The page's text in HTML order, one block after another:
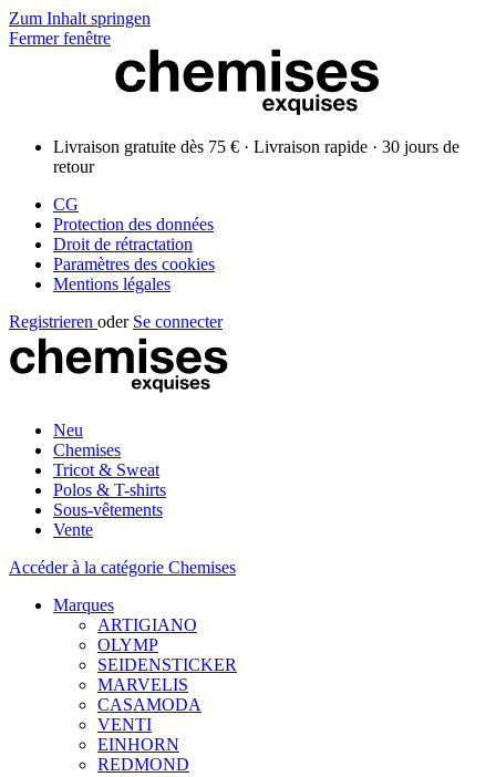
Zum Inhalt springen
Fermer fenêtre
Livraison gratuite dès 75 € · Livraison rapide · 30 jours de
retour
CG
Protection des données
Droit de rétractation
Paramètres des cookies
Mentions légales
Registrieren oder Se connecter
Neu
Chemises
Tricot & Sweat
Polos & T-shirts
Sous-vêtements
Vente
Accéder à la catégorie Chemises
Marques
ARTIGIANO
OLYMP
SEIDENSTICKER
MARVELIS
CASAMODA
VENTI
EINHORN
REDMOND